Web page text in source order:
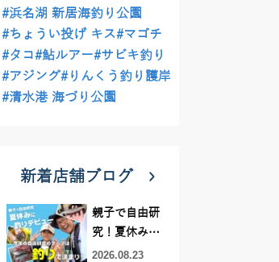
#浜名湖 新居海釣り公園
#ちょうい投げ キス#マゴチ
#タコ#鮎ルアー#サビキ釣り
#アジング#りんくう釣り護岸
#清水港 海づり公園
新着店舗ブログ
親子で自由研
究！夏休みに
釣りデビュー
2026.08.23